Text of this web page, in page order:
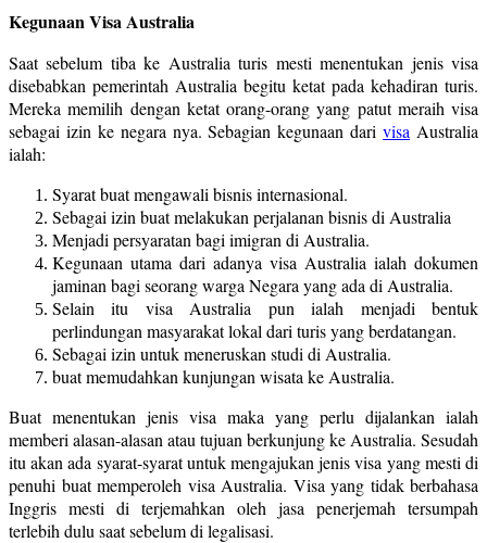
Kegunaan Visa Australia
Saat sebelum tiba ke Australia turis mesti menentukan jenis visa
disebabkan pemerintah Australia begitu ketat pada kehadiran turis.
Mereka memilih dengan ketat orang-orang yang patut meraih visa
sebagai izin ke negara nya. Sebagian kegunaan darivisa Australia
ialah:
Syarat buat mengawali bisnis internasional.
Sebagai izin buat melakukan perjalanan bisnis di Australia
Menjadi persyaratan bagi imigran di Australia.
Kegunaan utama dari adanya visa Australia ialah dokumen
jaminan bagi seorang warga Negara yang ada di Australia.
Selain itu visa Australia pun ialah menjadi bentuk
perlindungan masyarakat lokal dari turis yang berdatangan.
Sebagai izin untuk meneruskan studi di Australia.
buat memudahkan kunjungan wisata ke Australia.
Buat menentukan jenis visa maka yang perlu dijalankan ialah
memberi alasan-alasan atau tujuan berkunjung ke Australia. Sesudah
itu akan ada syarat-syarat untuk mengajukan jenis visa yang mesti di
penuhi buat memperoleh visa Australia. Visa yang tidak berbahasa
Inggris mesti di terjemahkan oleh jasa penerjemah tersumpah
terlebih dulu saat sebelum di legalisasi.